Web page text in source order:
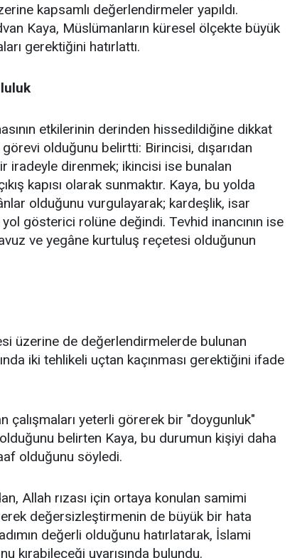
kapsamlı değerlendirmeler yapıldı.
Kaya, Müslümanların küresel ölçekte büyük
gerektiğini hatırlattı.
etkilerinin derinden hissedildiğine dikkat
olduğunu belirtti: Birincisi, dışarıdan
iradeyle direnmek; ikincisi ise bunalan
kapısı olarak sunmaktır. Kaya, bu yolda
olduğunu vurgulayarak; kardeşlik, isar
gösterici rolüne değindi. Tevhid inancının ise
ve yegâne kurtuluş reçetesi olduğunun
üzerine de değerlendirmelerde bulunan
iki tehlikeli uçtan kaçınması gerektiğini ifade
çalışmaları yeterli görerek bir "doygunluk"
belirten Kaya, bu durumun kişiyi daha
olduğunu söyledi.
Allah rızası için ortaya konulan samimi
değersizleştirmenin de büyük bir hata
değerli olduğunu hatırlatarak, İslami
kırabileceği uyarısında bulundu.